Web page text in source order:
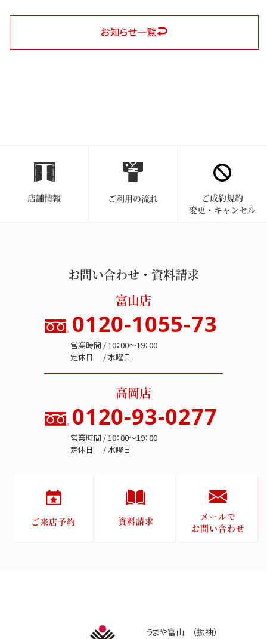
お知らせ一覧
店舗情報 ご利用の流れ
ご成約規約
変更・キャンセル
お問い合わせ・資料請求
富山店
0120-1055-73
営業時間 / 10：00～19：00
定休日 / 水曜日
高岡店
0120-93-0277
営業時間 / 10：00～19：00
定休日 / 水曜日
ご来店予約 資料請求
メールで
お問い合わせ
うまや富山 （振袖）